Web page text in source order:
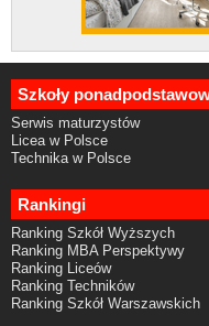
Szkoły
Serwis maturzystów
Licea w Polsce
Technika w Polsce
Rankingi
Ranking Szkół Wyższych
Ranking MBA Perspektywy
Ranking Liceów
Ranking Techników
Ranking Szkół Warszawskich